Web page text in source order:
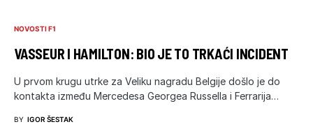
NOVOSTI F1
VASSEUR I HAMILTON: BIO JE TO TRKAĆI INCIDENT
U prvom krugu utrke za Veliku nagradu Belgije došlo je do
kontakta između Mercedesa Georgea Russella i Ferrarija…
BY IGOR ŠESTAK